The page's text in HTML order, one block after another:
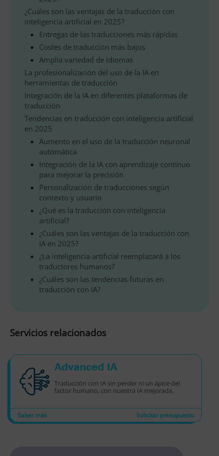
¿Cuáles son las ventajas de la traducción con
inteligencia artificial en 2025?
Entregas de las traducciones más rápidas
Costes de traducción más bajos
Amplia variedad de idiomas
La profesionalización del uso de la IA en
herramientas de traducción
Integración de la IA en diferentes plataformas de
traducción
Tendencias en traducción con inteligencia artificial
en 2025
Aumento en el uso de la traducción neuronal
automática
Integración de la IA con aprendizaje continuo
para mejorar la precisión
Personalización de traducciones según
contexto y usuario
¿Qué es la traducción con inteligencia
artificial?
¿Cuáles son las ventajas de la traducción con
IA en 2025?
¿La inteligencia artificial reemplazará a los
traductores humanos?
¿Cuáles son las tendencias futuras en
traducción con IA?
Servicios relacionados
Advanced IA
Traducción con IA sin perder ni un ápice del
factor humano, con nuestra IA mejorada.
Saber más Solicitar presupuesto